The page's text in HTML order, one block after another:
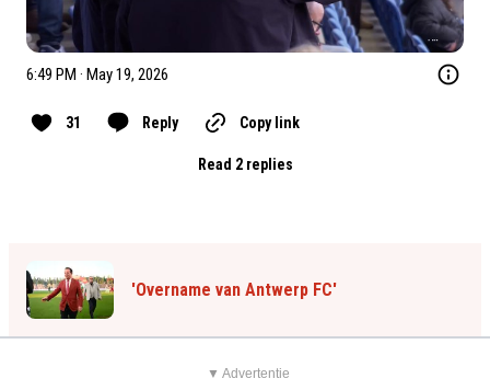
6:49 PM · May 19, 2026
31 Reply Copy link
Read 2 replies
'Overname van Antwerp FC'
▼ Advertentie